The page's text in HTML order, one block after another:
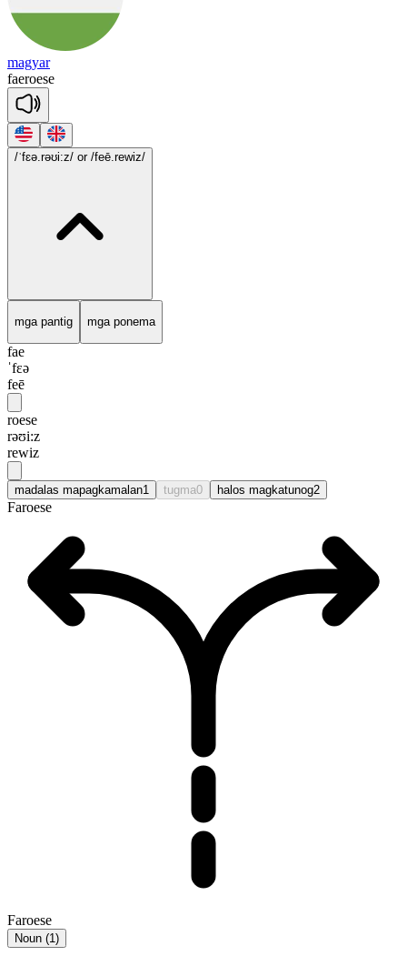
magyar
faeroese
/ˈfɛə.rəʊi:z/ or /feē.rewiz/
mga pantig mga ponema
fae
ˈfɛə
feē
roese
rəʊi:z
rewiz
madalas mapagkamalan1 tugma0 halos magkatunog2
Faroese
Faroese
Noun (1)